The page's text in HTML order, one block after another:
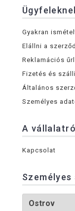
Gyakran
Elállni a
Reklamációs
Fizetés és
Általános
Személyes
A vállalatról
Kapcsolat